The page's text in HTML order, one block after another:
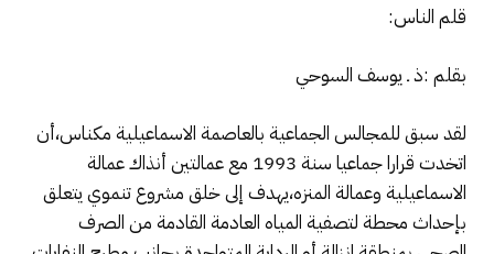
قلم الناس:
بقلم :ذ ـ يوسف السوحي
لقد سبق للمجالس الجماعية بالعاصمة الاسماعيلية مكناس،أن
اتخدت قرارا جماعيا سنة 1993 مع عمالتين أنذاك عمالة
الاسماعيلية وعمالة المنزه،يهدف إلى خلق مشروع تنموي يتعلق
بإحداث محطة لتصفية المياه العادمة القادمة من الصرف